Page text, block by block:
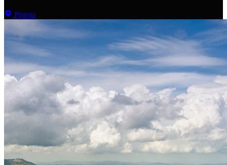
Pistoia